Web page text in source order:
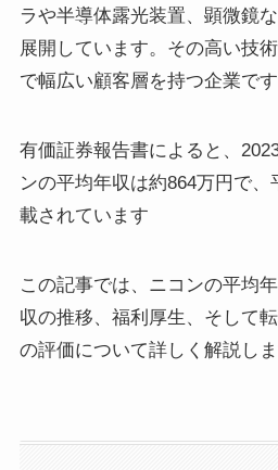
ラや半導体露光装置、顕微鏡
展開しています。その高い技
で幅広い顧客層を持つ企業です
有価証券報告書によると、
ンの平均年収は約864万円で
載されています
この記事では、ニコンの平均
収の推移、福利厚生、そして
の評価について詳しく解説しま